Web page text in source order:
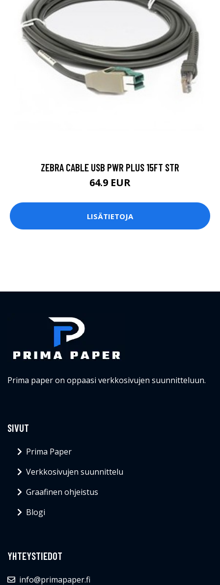
ZEBRA CABLE USB PWR PLUS 15FT STR
64.9 EUR
LISÄTIETOJA
Prima paper on oppaasi verkkosivujen suunnitteluun.
SIVUT
Prima Paper
Verkkosivujen suunnittelu
Graafinen ohjeistus
Blogi
YHTEYSTIEDOT
info@primapaper.fi